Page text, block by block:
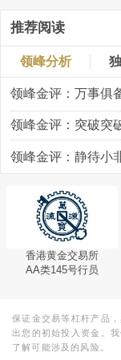
推荐阅读
领峰分析
领峰金评：突破突
香港黄金交易所
AA类145号行员
保证金交易等杠杆产品
出您的初始投入资金。
了解可能涉及的风险。